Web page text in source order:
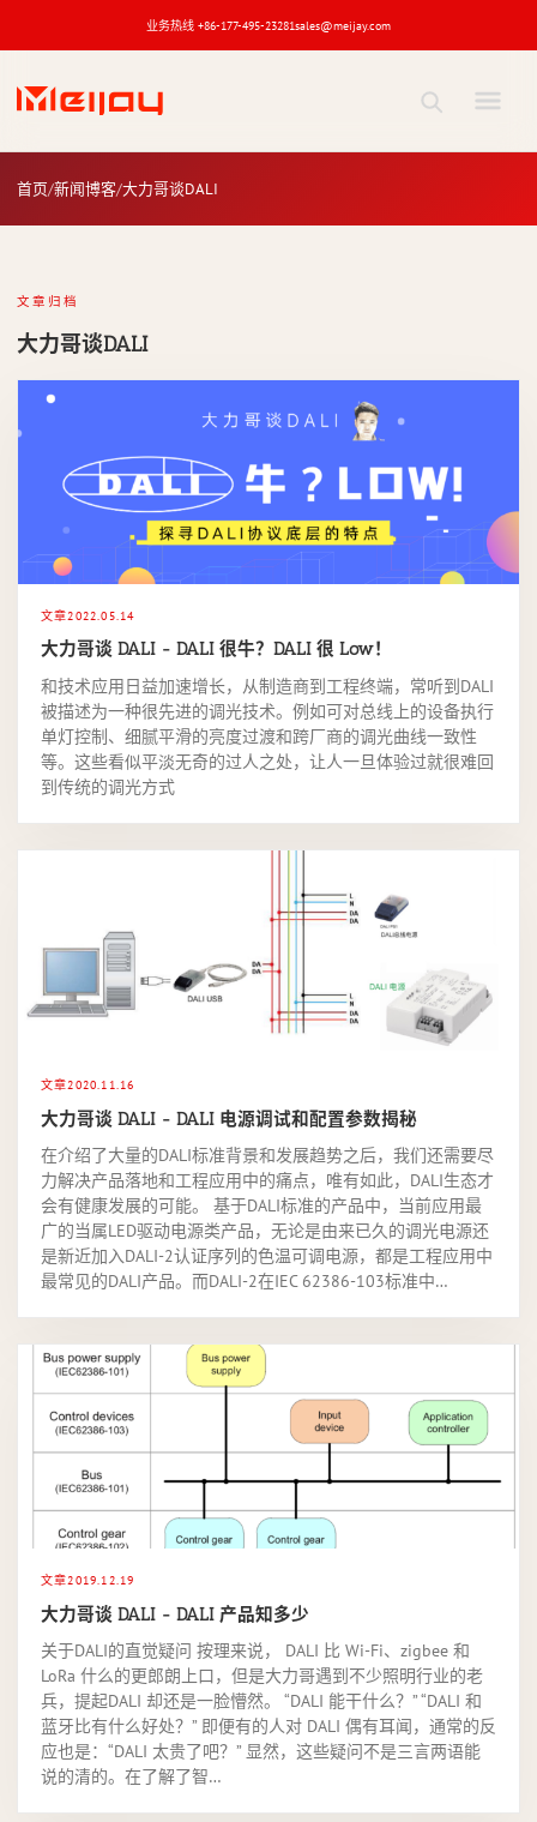
业务热线 +86-177-495-23281sales@meijay.com
首页 新闻博客 大力哥谈DALI
文章归档
大力哥谈DALI
文章2022.05.14
大力哥谈 DALI - DALI 很牛？DALI 很 Low！
和技术应用日益加速增长，从制造商到工程终端，常听到DALI
被描述为一种很先进的调光技术。例如可对总线上的设备执行
单灯控制、细腻平滑的亮度过渡和跨厂商的调光曲线一致性
等。这些看似平淡无奇的过人之处，让人一旦体验过就很难回
到传统的调光方式
文章2020.11.16
大力哥谈 DALI - DALI 电源调试和配置参数揭秘
在介绍了大量的DALI标准背景和发展趋势之后，我们还需要尽
力解决产品落地和工程应用中的痛点，唯有如此，DALI生态才
会有健康发展的可能。 基于DALI标准的产品中，当前应用最
广的当属LED驱动电源类产品，无论是由来已久的调光电源还
是新近加入DALI-2认证序列的色温可调电源，都是工程应用中
最常见的DALI产品。而DALI-2在IEC 62386-103标准中…
文章2019.12.19
大力哥谈 DALI - DALI 产品知多少
关于DALI的直觉疑问 按理来说， DALI 比 Wi-Fi、zigbee 和
LoRa 什么的更郎朗上口，但是大力哥遇到不少照明行业的老
兵，提起DALI 却还是一脸懵然。 “DALI 能干什么？” “DALI 和
蓝牙比有什么好处？” 即便有的人对 DALI 偶有耳闻，通常的反
应也是：“DALI 太贵了吧？” 显然，这些疑问不是三言两语能
说的清的。在了解了智…